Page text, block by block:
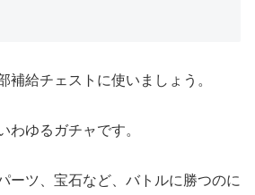
補給チェストに使いましょう。
わゆるガチャです。
ーツ、宝石など、バトルに勝つのに